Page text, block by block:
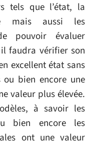
tels que l’état, la
mais aussi les
pouvoir évaluer
faudra vérifier son
excellent état sans
bien encore une
valeur plus élevée.
à savoir les
bien encore les
ont une valeur